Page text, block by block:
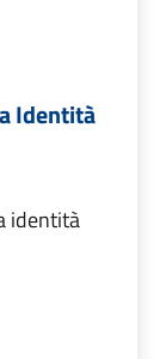
Identità
identità